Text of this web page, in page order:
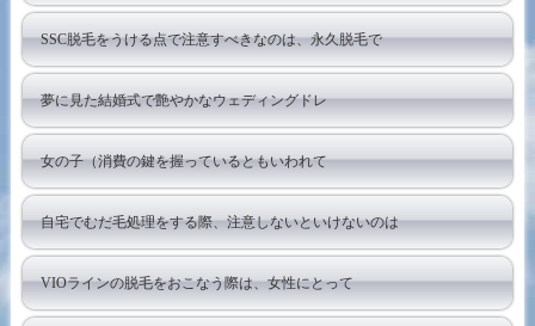
SSC脱毛をうける点で注意すべきなのは、永久脱毛で
夢に見た結婚式で艶やかなウェディングドレ
女の子（消費の鍵を握っているともいわれて
自宅でむだ毛処理をする際、注意しないといけないのは
VIOラインの脱毛をおこなう際は、女性にとって